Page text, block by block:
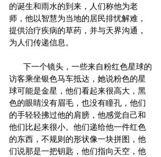
的诞生和雨水的到来，人们称他为老
师，他以智慧为当地的居民排忧解难，
提供治疗疾病的草药，并与天界沟通，
为人们传递信息。
下一个镜头，一些来自粉红色星球的
访客乘坐银色马车抵达，她说粉色的星
球可能是金星，他们看起来很高大，黑
色的眼睛没有眉毛，也没有瞳孔，他们
的手轻轻拂过他的肩膀，他感觉自己和
他们比起来很小。他们递给他一件红色
的东西，不规则的形状像一块拼图，他
们说那是一把钥匙，他们指向天空，他